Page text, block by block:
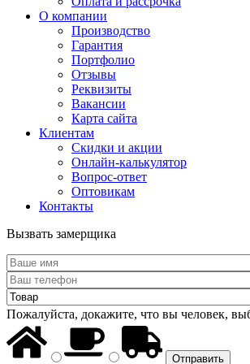
О компании
Производство
Гарантия
Портфолио
Отзывы
Реквизиты
Вакансии
Карта сайта
Клиентам
Скидки и акции
Онлайн-калькулятор
Вопрос-ответ
Оптовикам
Контакты
Вызвать замерщика
Пожалуйста, докажите, что вы человек,